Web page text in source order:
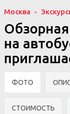
Москва
на
ФОТО
СТОИМОСТЬ